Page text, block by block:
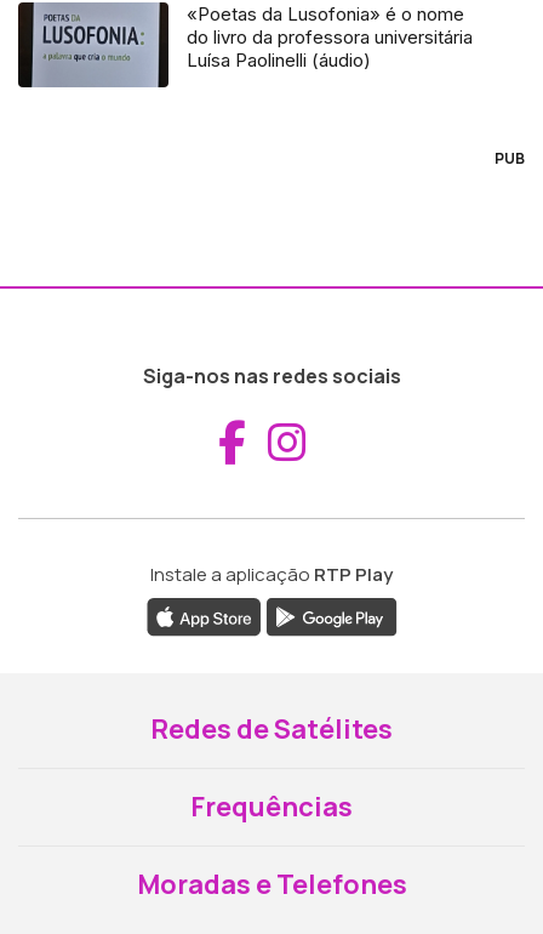
«Poetas da Lusofonia» é o nome
do livro da professora universitária
Luísa Paolinelli (áudio)
PUB
Siga-nos nas redes sociais
Aceder ao
Instale a aplicação RTP Play
Redes de Satélites
Frequências
Moradas e Telefones